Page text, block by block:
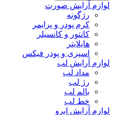
لوازم آرایش صورت
رژگونه
کرم پودر و پرایمر
کانتور و کانسیلر
هایلایتر
اسپری و پودر فیکس
لوازم آرایش لب
مداد لب
رژ لب
بالم لب
خط لب
لوازم آرایش ابرو